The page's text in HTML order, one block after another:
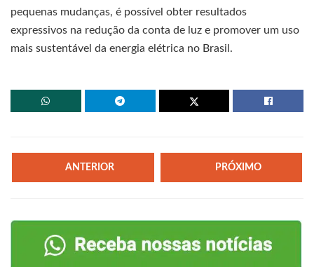
pequenas mudanças, é possível obter resultados
expressivos na redução da conta de luz e promover um uso
mais sustentável da energia elétrica no Brasil.
ANTERIOR PRÓXIMO